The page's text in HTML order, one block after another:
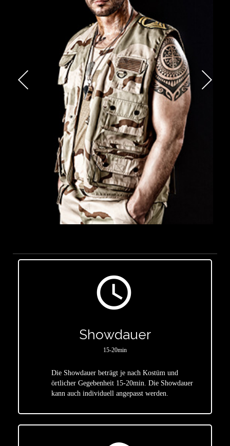
access_time
Showdauer
15-20min
Die Showdauer beträgt je nach Kostüm und
örtlicher Gegebenheit 15-20min. Die Showdauer
kann auch individuell angepasst werden.